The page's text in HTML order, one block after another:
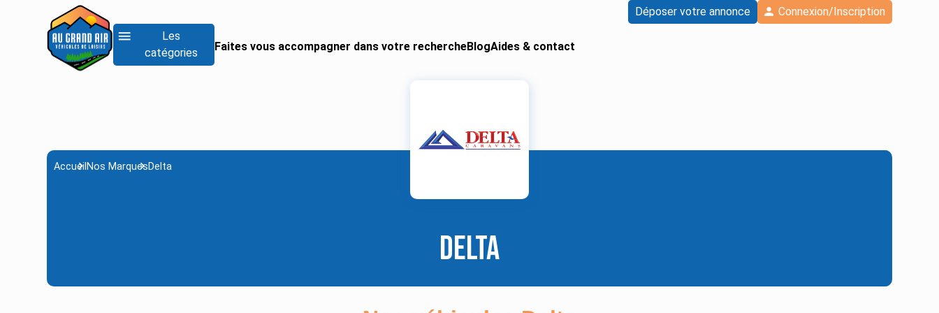
Déposer votre annonce
Connexion/Inscription
Les
catégories
Faites vous accompagner dans votre rechercheBlogAides & contact
Accueil Nos MarquesDelta
Delta